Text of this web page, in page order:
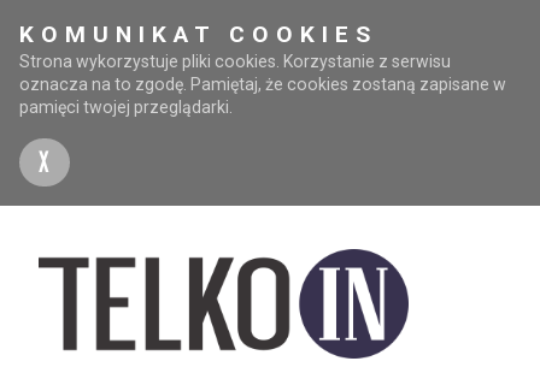
KOMUNIKAT COOKIES
Strona wykorzystuje pliki cookies. Korzystanie z serwisu
oznacza na to zgodę. Pamiętaj, że cookies zostaną zapisane w
pamięci twojej przeglądarki.
X